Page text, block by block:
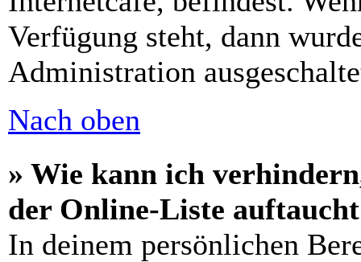
Verfügung steht, dann
Administration
Nach oben
» Wie kann ich
der Online-Liste
In deinem persönlichen